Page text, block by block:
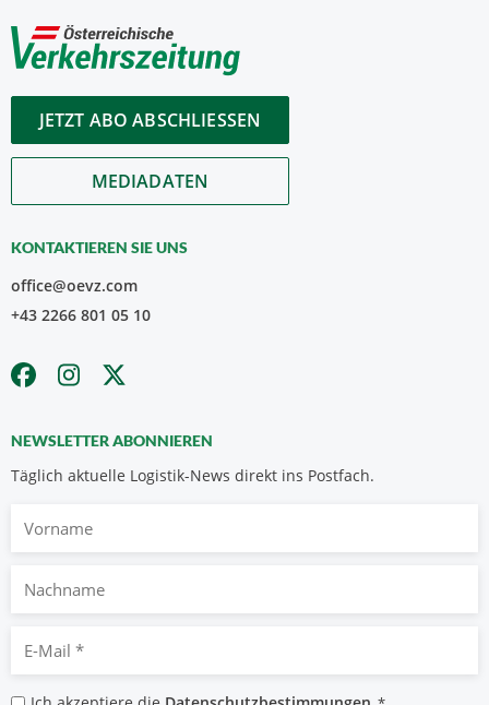
JETZT ABO ABSCHLIESSEN
MEDIADATEN
KONTAKTIEREN SIE UNS
office@oevz.com
+43 2266 801 05 10
NEWSLETTER ABONNIEREN
Täglich aktuelle Logistik-News direkt ins Postfach.
Vorname
Nachname
Mail
*
Datenschutzbestimmungen